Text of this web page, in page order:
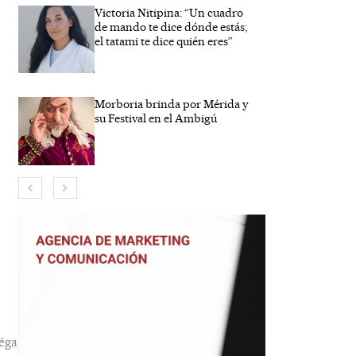
Victoria Nitipina: “Un cuadro
de mando te dice dónde estás;
el tatami te dice quién eres”
Morboria brinda por Mérida y
su Festival en el Ambigú